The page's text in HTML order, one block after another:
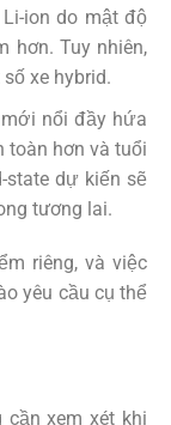
ion do mật độ
hơn. Tuy nhiên,
xe hybrid.
nổi đầy hứa
toàn hơn và tuổi
state dự kiến sẽ
tương lai.
riêng, và việc
yêu cầu cụ thể
xem xét khi